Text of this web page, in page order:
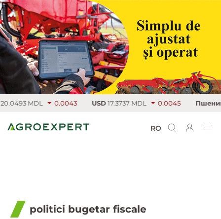
MDL 0.0043 USD17.3737 MDL 0.0045
RO
politici bugetar fiscale